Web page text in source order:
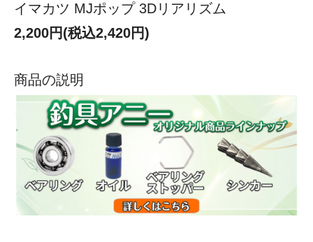
イマカツ MJポップ 3Dリアリズム
2,200円(税込2,420円)
商品の説明